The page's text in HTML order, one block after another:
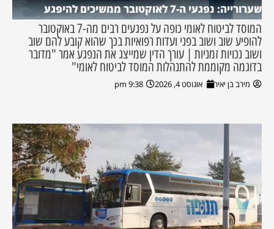
שערורייה: נפגעי ה-7 לאוקטובר ממשיכים להיפגע
המוסד לביטוח לאומי כופה על נפגעים רבים מה-7 באוקטובר
להופיע שוב ושוב בפני ועדות רפואיות בכך שהוא קובע להם שוב
ושוב נכויות זמניות | עורך הדין שמייצג את הנפגע אמר "מדובר
בדוגמה מקוממת להתנהלות המוסד לביטוח לאומי"
מירב בן יאיר אוגוסט 4, 2026 9:38 pm